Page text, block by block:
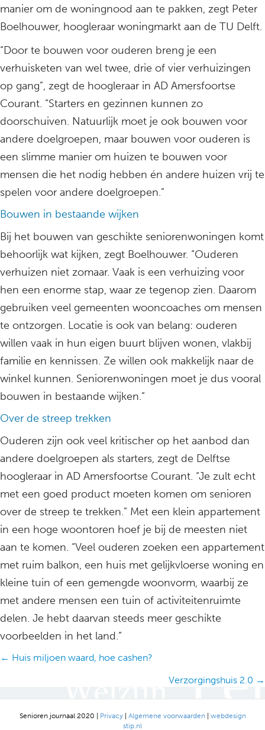
manier om de woningnood aan te pakken, zegt Peter
Boelhouwer, hoogleraar woningmarkt aan de TU Delft.
“Door te bouwen voor ouderen breng je een
verhuisketen van wel twee, drie of vier verhuizingen
op gang”, zegt de hoogleraar in AD Amersfoortse
Courant. “Starters en gezinnen kunnen zo
doorschuiven. Natuurlijk moet je ook bouwen voor
andere doelgroepen, maar bouwen voor ouderen is
een slimme manier om huizen te bouwen voor
mensen die het nodig hebben én andere huizen vrij te
spelen voor andere doelgroepen.”
Bouwen in bestaande wijken
Bij het bouwen van geschikte seniorenwoningen komt
behoorlijk wat kijken, zegt Boelhouwer. “Ouderen
verhuizen niet zomaar. Vaak is een verhuizing voor
hen een enorme stap, waar ze tegenop zien. Daarom
gebruiken veel gemeenten wooncoaches om mensen
te ontzorgen. Locatie is ook van belang: ouderen
willen vaak in hun eigen buurt blijven wonen, vlakbij
familie en kennissen. Ze willen ook makkelijk naar de
winkel kunnen. Seniorenwoningen moet je dus vooral
bouwen in bestaande wijken.”
Over de streep trekken
Ouderen zijn ook veel kritischer op het aanbod dan
andere doelgroepen als starters, zegt de Delftse
hoogleraar in AD Amersfoortse Courant. “Je zult echt
met een goed product moeten komen om senioren
over de streep te trekken.” Met een klein appartement
in een hoge woontoren hoef je bij de meesten niet
aan te komen. “Veel ouderen zoeken een appartement
met ruim balkon, een huis met gelijkvloerse woning en
kleine tuin of een gemengde woonvorm, waarbij ze
met andere mensen een tuin of activiteitenruimte
delen. Je hebt daarvan steeds meer geschikte
voorbeelden in het land.”
Posts
← Huis miljoen waard, hoe cashen?
Verzorgingshuis 2.0 →
Senioren journaal 2020 | Privacy| Algemene voorwaarden| webdesign
stip.nl